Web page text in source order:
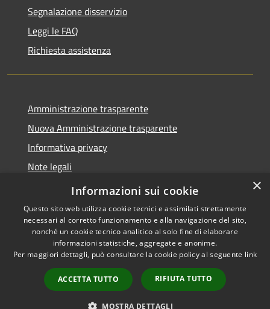
Segnalazione disservizio
Leggi le FAQ
Richiesta assistenza
Amministrazione trasparente
Nuova Amministrazione trasparente
Informativa privacy
Note legali
Dichiarazione di accessibilità
Accessibilità
Copyright © 2026 • Comune di
Danta di Cadore • Powered by
Municipium•
Accesso
redazione
×
Informazioni sui cookie
Questo sito web utilizza cookie tecnici e assimilati strettamente
necessari al corretto funzionamento e alla navigazione del sito,
nonché un cookie tecnico analitico al solo fine di elaborare
informazioni statistiche, aggregate e anonime.
Per maggiori dettagli, può consultare la cookie policy al seguente link
ACCETTA TUTTO RIFIUTA TUTTO
MOSTRA DETTAGLI